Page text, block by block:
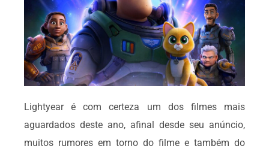
Lightyear é com certeza um dos filmes mais
aguardados deste ano, afinal desde seu anúncio,
muitos rumores em torno do filme e também do